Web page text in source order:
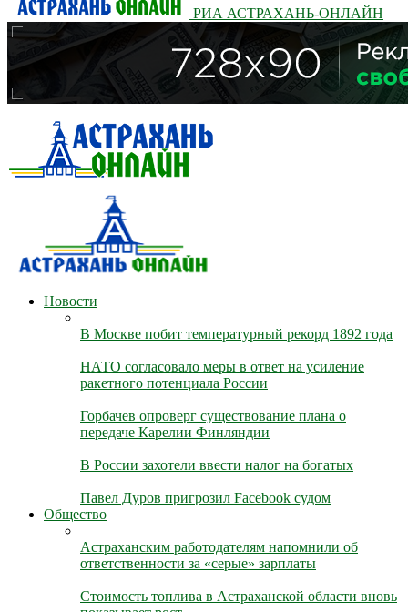
РИА АСТРАХАНЬ-ОНЛАЙН
Новости
В Москве побит температурный рекорд 1892 года
НАТО согласовало меры в ответ на усиление
ракетного потенциала России
Горбачев опроверг существование плана о
передаче Карелии Финляндии
В России захотели ввести налог на богатых
Павел Дуров пригрозил Facebook судом
Общество
Астраханским работодателям напомнили об
ответственности за «серые» зарплаты
Стоимость топлива в Астраханской области вновь